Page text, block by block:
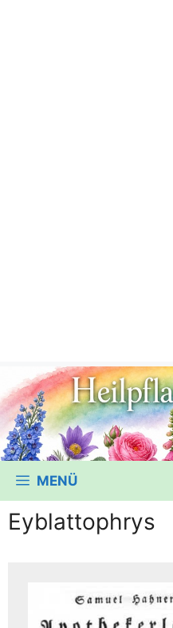
MENÜ
Eyblattophrys